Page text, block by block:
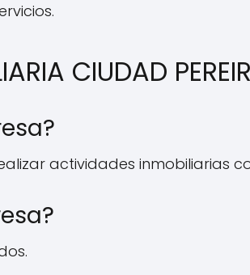
CIUDAD
realizar actividades